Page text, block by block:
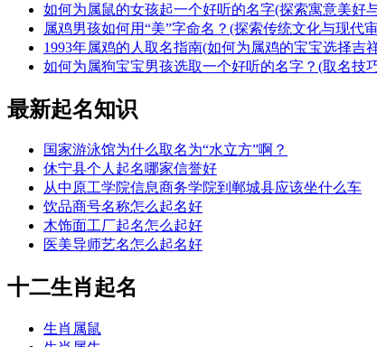
如何为属鼠的女孩起一个好听的名字(探索寓意美好
属鸡男孩如何用“美”字命名？(探索传统文化与现代
1993年属鸡的人取名指南(如何为属鸡的宝宝选择吉
如何为属狗宝宝男孩选取一个好听的名字？(取名技
最新起名知识
国家游泳馆为什么取名为“水立方”啊？
休宁县个人起名哪家信誉好
从中原工学院信息商务学院到郸城县应该坐什么车
饮品商号名称怎么起名好
木饰面工厂起名怎么起好
医美导师艺名怎么起名好
十二生肖起名
生肖属鼠